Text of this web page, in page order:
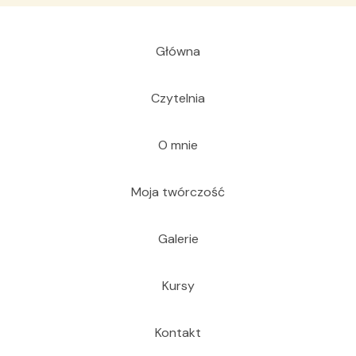
Główna
Czytelnia
O mnie
Moja twórczość
Galerie
Kursy
Kontakt